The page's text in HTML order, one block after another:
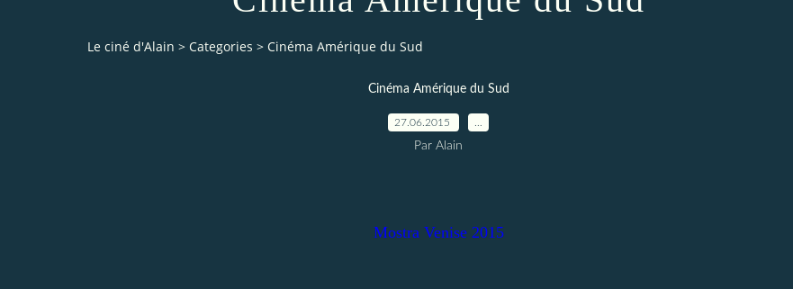
Le ciné d'Alain > Categories > Cinéma Amérique du Sud
Cinéma Amérique du Sud
27.06.2015
Par Alain
Mostra Venise 2015